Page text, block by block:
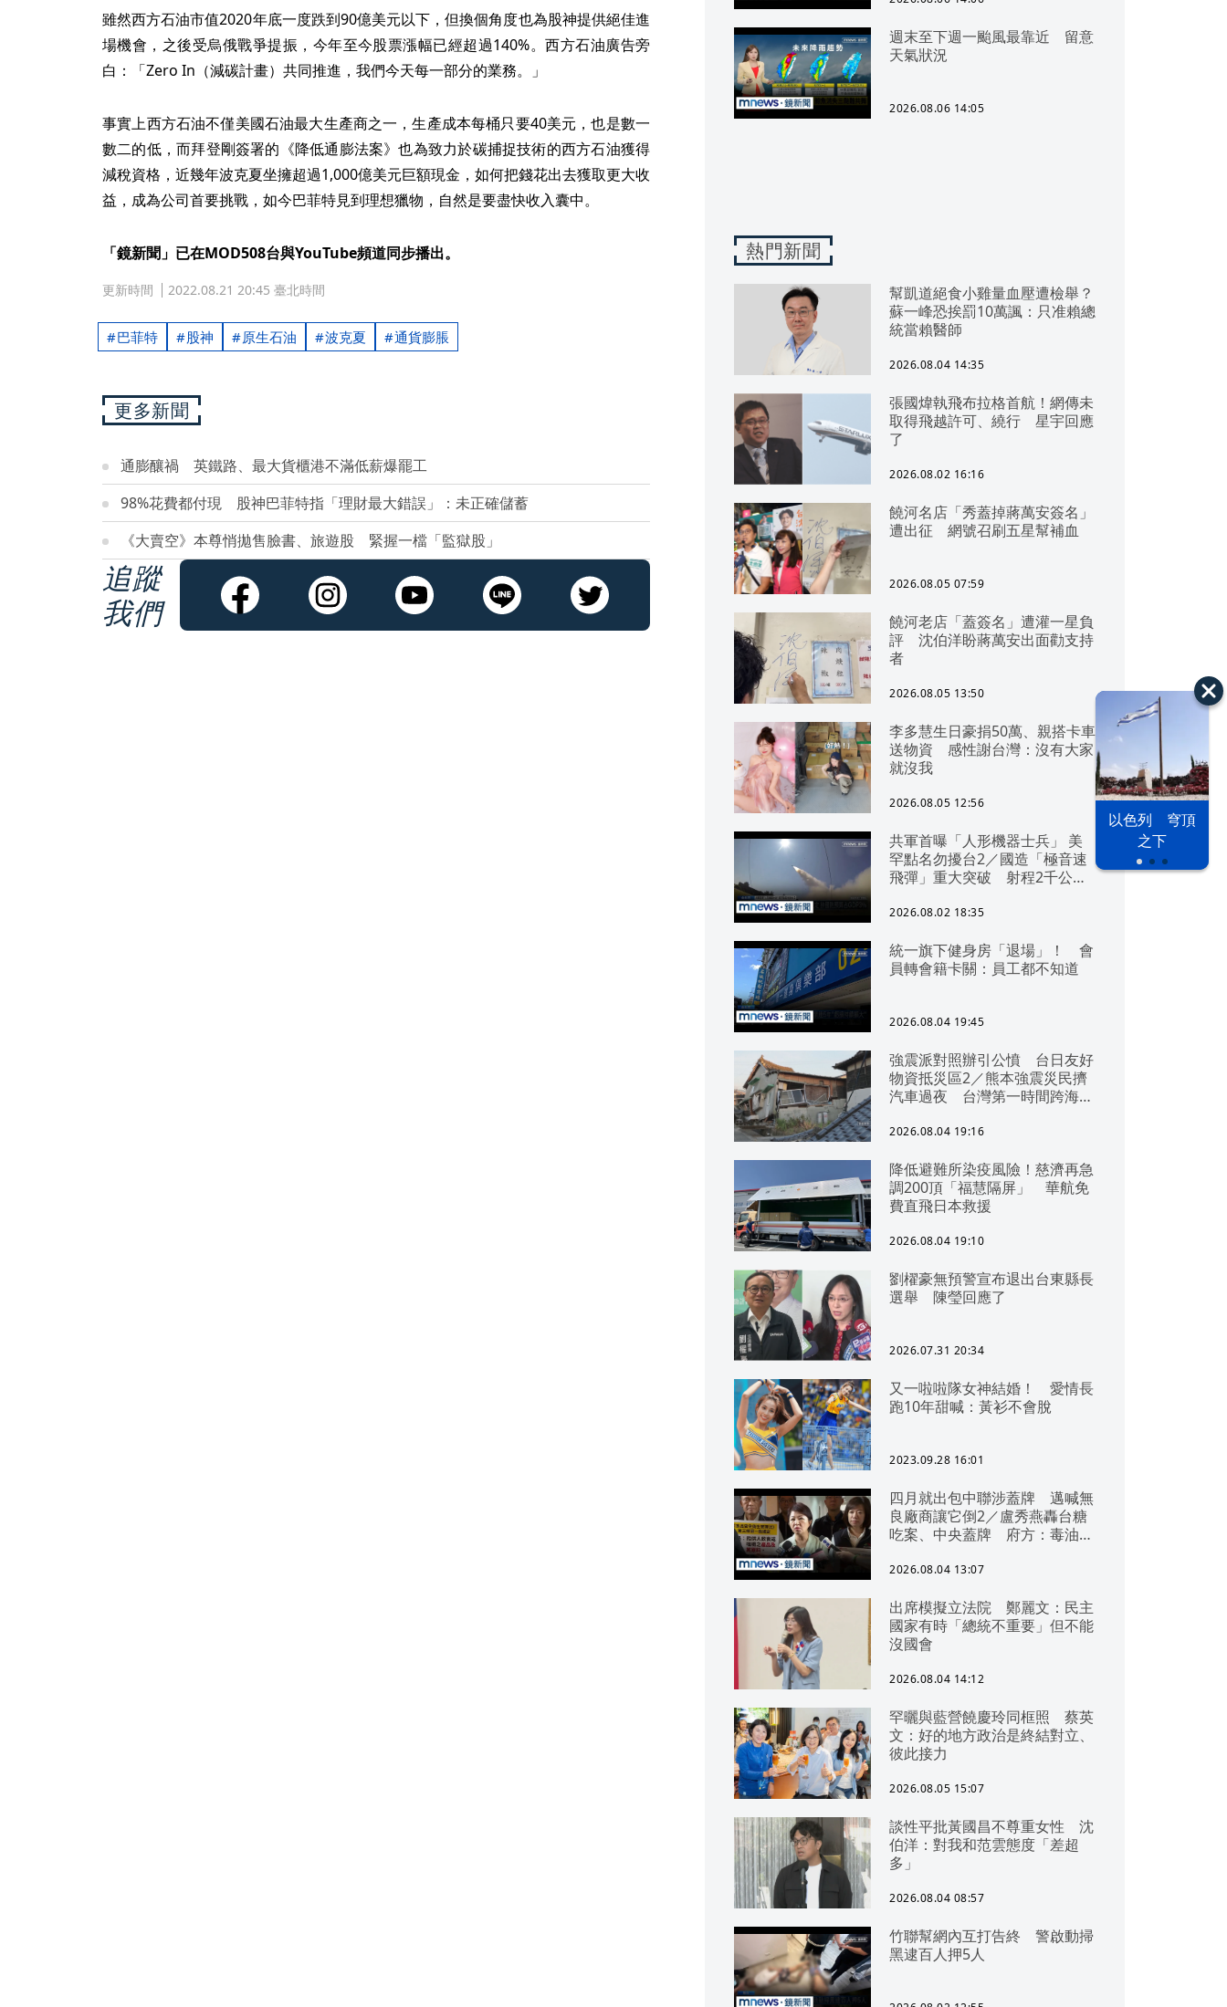
以色列 穹頂
之下
雖然西方石油市值2020年底一度跌到90億美元以下，但換個角度也為股神提供絕佳進
場機會，之後受烏俄戰爭提振，今年至今股票漲幅已經超過140%。西方石油廣告旁
白：「Zero In（減碳計畫）共同推進，我們今天每一部分的業務。」
事實上西方石油不僅美國石油最大生產商之一，生產成本每桶只要40美元，也是數一
數二的低，而拜登剛簽署的《降低通膨法案》也為致力於碳捕捉技術的西方石油獲得
減稅資格，近幾年波克夏坐擁超過1,000億美元巨額現金，如何把錢花出去獲取更大收
益，成為公司首要挑戰，如今巴菲特見到理想獵物，自然是要盡快收入囊中。
「鏡新聞」已在MOD508台與YouTube頻道同步播出。
更新時間 2022.08.21 20:45 臺北時間
巴菲特 股神 原生石油 波克夏 通貨膨脹
更多新聞
通膨釀禍 英鐵路、最大貨櫃港不滿低薪爆罷工
98%花費都付現 股神巴菲特指「理財最大錯誤」：未正確儲蓄
《大賣空》本尊悄拋售臉書、旅遊股 緊握一檔「監獄股」
追蹤
我們
週末至下週一颱風最靠近 留意
天氣狀況
2026.08.06 14:05
熱門新聞
幫凱道絕食小雞量血壓遭檢舉？
蘇一峰恐挨罰10萬諷：只准賴總
統當賴醫師
2026.08.04 14:35
張國煒執飛布拉格首航！網傳未
取得飛越許可、繞行 星宇回應
了
2026.08.02 16:16
饒河名店「秀蓋掉蔣萬安簽名」
遭出征 網號召刷五星幫補血
2026.08.05 07:59
饒河老店「蓋簽名」遭灌一星負
評 沈伯洋盼蔣萬安出面勸支持
者
2026.08.05 13:50
李多慧生日豪捐50萬、親搭卡車
送物資 感性謝台灣：沒有大家
就沒我
2026.08.05 12:56
共軍首曝「人形機器士兵」 美
罕點名勿擾台2／國造「極音速
飛彈」重大突破 射程2千公里
2026.08.02 18:35
統一旗下健身房「退場」！ 會
員轉會籍卡關：員工都不知道
2026.08.04 19:45
強震派對照辦引公憤 台日友好
物資抵災區2／熊本強震災民擠
汽車過夜 台灣第一時間跨海急
2026.08.04 19:16
降低避難所染疫風險！慈濟再急
調200頂「福慧隔屏」 華航免
費直飛日本救援
2026.08.04 19:10
劉櫂豪無預警宣布退出台東縣長
選舉 陳瑩回應了
2026.07.31 20:34
又一啦啦隊女神結婚！ 愛情長
跑10年甜喊：黃衫不會脫
2023.09.28 16:01
四月就出包中聯涉蓋牌 邁喊無
良廠商讓它倒2／盧秀燕轟台糖
吃案、中央蓋牌 府方：毒油一
2026.08.04 13:07
出席模擬立法院 鄭麗文：民主
國家有時「總統不重要」但不能
沒國會
2026.08.04 14:12
罕曬與藍營饒慶玲同框照 蔡英
文：好的地方政治是終結對立、
彼此接力
2026.08.05 15:07
談性平批黃國昌不尊重女性 沈
伯洋：對我和范雲態度「差超
多」
2026.08.04 08:57
竹聯幫網內互打告終 警啟動掃
黑逮百人押5人